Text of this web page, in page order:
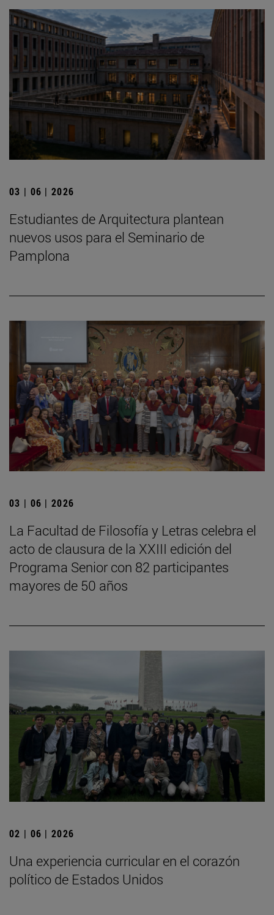
03 | 06 | 2026
Estudiantes de Arquitectura plantean
nuevos usos para el Seminario de
Pamplona
03 | 06 | 2026
La Facultad de Filosofía y Letras celebra el
acto de clausura de la XXIII edición del
Programa Senior con 82 participantes
mayores de 50 años
02 | 06 | 2026
Una experiencia curricular en el corazón
político de Estados Unidos